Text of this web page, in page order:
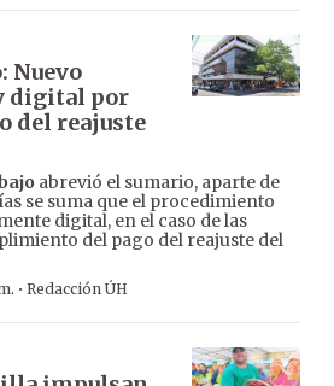
Nuevo
digital por
del reajuste
abrevió el sumario, aparte de
se suma que el procedimiento
digital, en el caso de las
del pago del reajuste del
· Redacción ÚH